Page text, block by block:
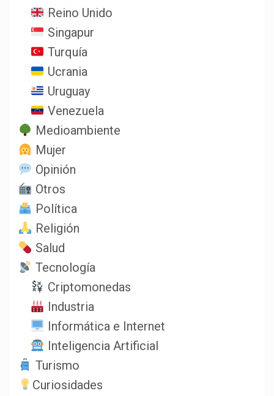
Reino Unido
Singapur
Turquía
Ucrania
Uruguay
Venezuela
Medioambiente
Mujer
Opinión
Otros
Política
Religión
Salud
Tecnología
Criptomonedas
Industria
Informática e Internet
Inteligencia Artificial
Turismo
Curiosidades